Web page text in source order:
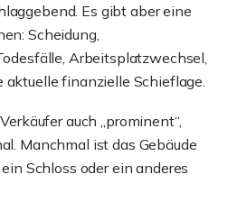
Es gibt aber eine
Scheidung,
Arbeitsplatzwechsel,
aktuelle finanzielle Schieflage.
auch „prominent“,
Manchmal ist das Gebäude
Schloss oder ein anderes